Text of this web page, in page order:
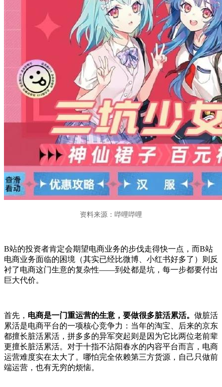
资料来源：哔哩哔哩
B站的投资者肯定会期望电商业务的步伐走得快一点，而B站
电商业务面临的困境（其实已经比微博、小红书好多了）则反
衬了电商这门生意的复杂性——到处都是坑，每一步都要付出
巨大代价。
首先， 电商是一门重运营的生意，要做很多脏活累活。 做脏活
累活是电商平台的一项核心竞争力：当年的淘宝、后来的京东
都擅长脏活累活，拼多多的异军突起则是因为它比两位老前辈
更擅长脏活累活。对于十指不沾阳春水的内容平台而言，电商
运营难度实在太大了。哪怕完全依赖第三方货源，自己只做前
端运营，也有无穷的烦恼。